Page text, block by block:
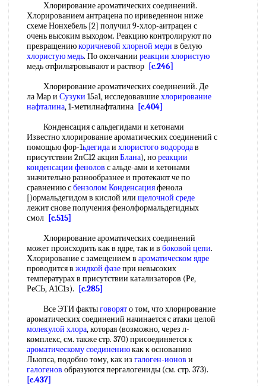
Хлорирование ароматических соединений.
Хлорированием антрацена по ириведеннон ниже
схеме Нонхебель [2] получил 9-хлор-аитрацен с
очень высоким выходом. Реакцию контролируют по
превращениюкоричневой хлорной меди в белую
хлористую медь. По окончании реакции хлористую
медь отфильтровывают и раствор [c.246]
Хлорирование ароматических соединений. Де
ла Мар и Сузуки 15а1, исследовавшиехлорирование
нафталина, 1-метилнафталина [c.404]
Конденсация с альдегидами и кетонами
Известно хлорирование ароматических соединений с
помощью фор-1ьдегидаи хлористого водородав
присутствии 2пС12 акцияБлана), нореакции
конденсации фенолов с альде-ами и кетонами
значительно разнообразнее и протекают че по
сравнению сбензолом Конденсацияфенола
[)ормальдегидом в кислой или щелочной среде
лежит снове получения фенолформальдегидных
смол [c.515]
Хлорирование ароматических соединений
может происходить как в ядре, так и в боковой цепи.
Хлорирование с замещением в ароматическом ядре
проводится в жидкой фазепри невысоких
температурах в присутствии катализаторов (Ре,
РеСЬ, А1С1з).
[c.285]
Все ЭТИ фактыговорято том, что хлорирование
ароматических соединений начинается с атаки целой
молекулой хлора, которая (возможно, через л-
комплекс, см. также стр. 370) присоединяется к
ароматическому соединениюкак к основанию
Льюпса, подобно тому, как из галоген-ионов и
галогенов образуются пергалогениды (см. стр. 373).
[c.437]